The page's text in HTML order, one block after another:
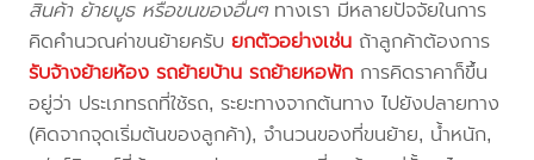
สินค้า ย้ายบูธ หรือขนของอื่นๆทางเรา มีหลายปัจจัยในการ
คิดคำนวณค่าขนย้ายครับยกตัวอย่างเช่น ถ้าลูกค้าต้องการ
รับจ้างย้ายห้อง รถย้ายบ้าน รถย้ายหอพัก การคิดราคาก็ขึ้น
อยู่ว่า ประเภทรถที่ใช้รถ, ระยะทางจากต้นทาง ไปยังปลายทาง
(คิดจากจุดเริ่มต้นของลูกค้า), จำนวนของที่ขนย้าย, น้ำหนัก,